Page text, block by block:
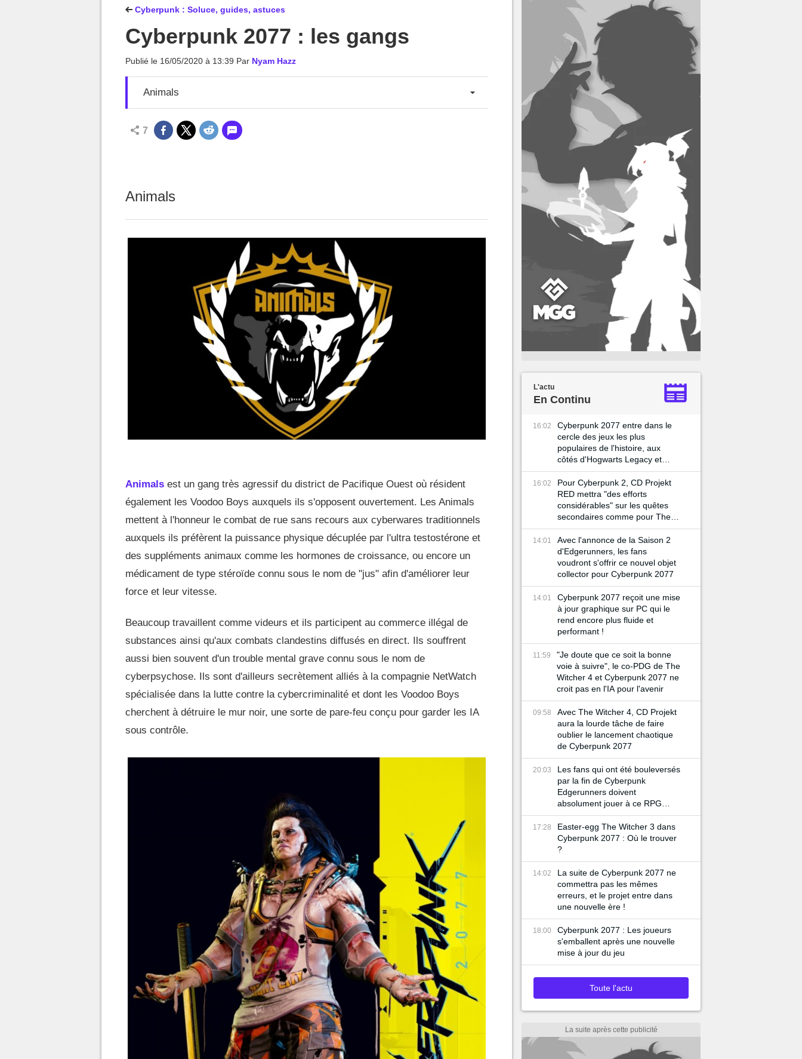
Cyberpunk : Soluce, guides, astuces
Cyberpunk 2077 : les gangs
Publié le 16/05/2020 à 13:39 Par Nyam Hazz
Animals
7
Animals
Animals est un gang très agressif du district de Pacifique Ouest où résident
également les Voodoo Boys auxquels ils s'opposent ouvertement. Les Animals
mettent à l'honneur le combat de rue sans recours aux cyberwares traditionnels
auxquels ils préfèrent la puissance physique décuplée par l'ultra testostérone et
des suppléments animaux comme les hormones de croissance, ou encore un
médicament de type stéroïde connu sous le nom de "jus" afin d'améliorer leur
force et leur vitesse.
Beaucoup travaillent comme videurs et ils participent au commerce illégal de
substances ainsi qu'aux combats clandestins diffusés en direct. Ils souffrent
aussi bien souvent d'un trouble mental grave connu sous le nom de
cyberpsychose. Ils sont d'ailleurs secrètement alliés à la compagnie NetWatch
spécialisée dans la lutte contre la cybercriminalité et dont les Voodoo Boys
cherchent à détruire le mur noir, une sorte de pare-feu conçu pour garder les IA
sous contrôle.
L'actu
En Continu
16:02
Cyberpunk 2077 entre dans le
cercle des jeux les plus
populaires de l'histoire, aux
côtés d'Hogwarts Legacy et
Skyrim
16:02
Pour Cyberpunk 2, CD Projekt
RED mettra "des efforts
considérables" sur les quêtes
secondaires comme pour The
Witcher 3
14:01
Avec l'annonce de la Saison 2
d'Edgerunners, les fans
voudront s'offrir ce nouvel objet
collector pour Cyberpunk 2077
14:01
Cyberpunk 2077 reçoit une mise
à jour graphique sur PC qui le
rend encore plus fluide et
performant !
11:59
"Je doute que ce soit la bonne
voie à suivre", le co-PDG de The
Witcher 4 et Cyberpunk 2077 ne
croit pas en l'IA pour l'avenir
09:58
Avec The Witcher 4, CD Projekt
aura la lourde tâche de faire
oublier le lancement chaotique
de Cyberpunk 2077
20:03
Les fans qui ont été bouleversés
par la fin de Cyberpunk
Edgerunners doivent
absolument jouer à ce RPG
gratuit
17:28
Easter-egg The Witcher 3 dans
Cyberpunk 2077 : Où le trouver
?
14:02
La suite de Cyberpunk 2077 ne
commettra pas les mêmes
erreurs, et le projet entre dans
une nouvelle ère !
18:00
Cyberpunk 2077 : Les joueurs
s'emballent après une nouvelle
mise à jour du jeu
Toute l'actu